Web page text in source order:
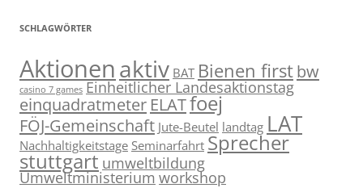
SCHLAGWÖRTER
Aktionenaktiv BAT Bienen firstbw
casino 7 games Einheitlicher Landesaktionstag
einquadratmeter ELATfoej
FÖJ-Gemeinschaft Jute-Beutel landtag LAT
Nachhaltigkeitstage Seminarfahrt Sprecher
stuttgart umweltbildung
Umweltministerium workshop